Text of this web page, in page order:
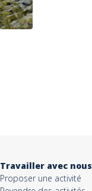
Travailler avec nous
Proposer une activité